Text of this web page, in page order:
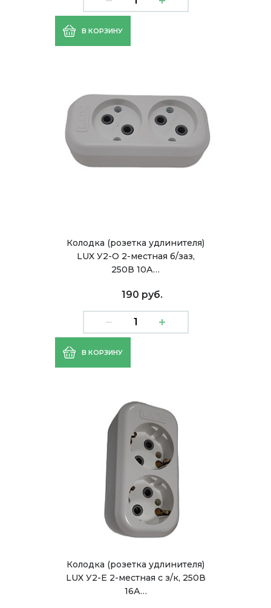
В КОРЗИНУ
Колодка (розетка удлинителя)
LUX У2-О 2-местная б/заз,
250В 10А…
190 руб.
В КОРЗИНУ
Колодка (розетка удлинителя)
LUX У2-Е 2-местная с з/к, 250В
16А…